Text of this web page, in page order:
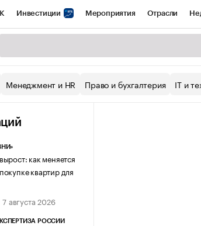
Инвестиции Мероприятия Отрасли
Конференции СПб Спецпроекты
Менеджмент и HR Право и бухгалтерия IT и
как меняется
квартир для
7 августа 2026
РОССИИ